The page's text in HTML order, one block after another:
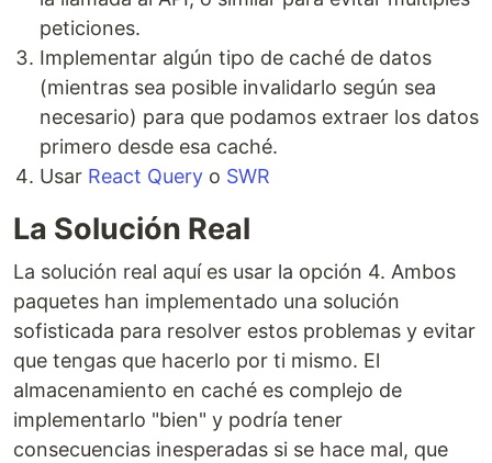
peticiones.
Implementar algún tipo de caché de datos
(mientras sea posible invalidarlo según sea
necesario) para que podamos extraer los datos
primero desde esa caché.
Usar React Query o SWR
La Solución Real
La solución real aquí es usar la opción 4. Ambos
paquetes han implementado una solución
sofisticada para resolver estos problemas y evitar
que tengas que hacerlo por ti mismo. El
almacenamiento en caché es complejo de
implementarlo "bien" y podría tener
consecuencias inesperadas si se hace mal, que